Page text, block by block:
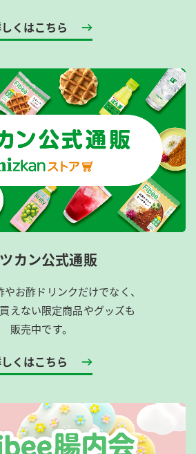
くはこちら
カン公式通販
お酢ドリンクだけでなく、
えない限定商品やグッズも
販売中です。
くはこちら